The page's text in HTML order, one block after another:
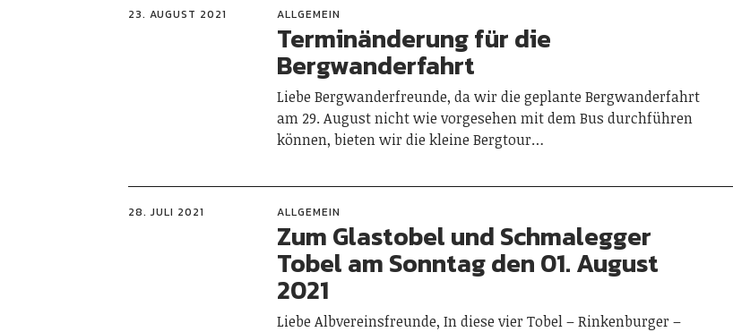
23. AUGUST 2021 ALLGEMEIN
Terminänderung für die
Bergwanderfahrt
Liebe Bergwanderfreunde, da wir die geplante Bergwanderfahrt
am 29. August nicht wie vorgesehen mit dem Bus durchführen
können, bieten wir die kleine Bergtour…
28. JULI 2021 ALLGEMEIN
Zum Glastobel und Schmalegger
Tobel am Sonntag den 01. August
2021
Liebe Albvereinsfreunde, In diese vier Tobel – Rinkenburger –